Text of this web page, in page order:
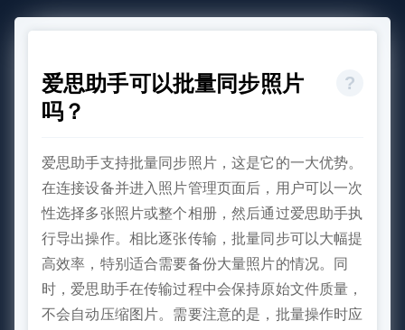
爱思助手可以批量同步照片
吗？
爱思助手支持批量同步照片，这是它的一大优势。
在连接设备并进入照片管理页面后，用户可以一次
性选择多张照片或整个相册，然后通过爱思助手执
行导出操作。相比逐张传输，批量同步可以大幅提
高效率，特别适合需要备份大量照片的情况。同
时，爱思助手在传输过程中会保持原始文件质量，
不会自动压缩图片。需要注意的是，批量操作时应